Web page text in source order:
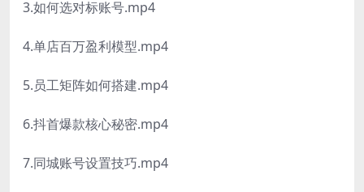
3.如何选对标账号.mp4
4.单店百万盈利模型.mp4
5.员工矩阵如何搭建.mp4
6.抖首爆款核心秘密.mp4
7.同城账号设置技巧.mp4